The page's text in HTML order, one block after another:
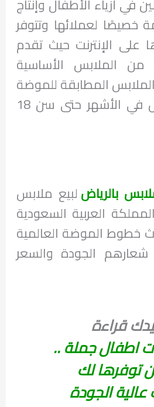
أزياء الأطفال وإنتاج
لعملائها وتتوفر
على الإنترنت حيث تقدم
الملابس الأساسية
المطابقة للموضة
والملابس للأطفال في الأشهر حتى سن 18
بالرياض لبيع ملابس
العربية السعودية
خطوط الموضة العالمية
الجودة والسعر
قراءة
اطفال جملة ..
توفرها لك
الجودة